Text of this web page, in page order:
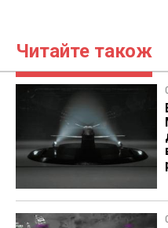
Читайте також